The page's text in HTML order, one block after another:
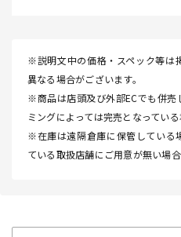
※説明文中の価格・スペック等は
異なる場合がございます。
※商品は店頭及び外部ECでも併売
ミングによっては完売となっている
※在庫は遠隔倉庫に保管している
ている取扱店舗にご用意が無い場合